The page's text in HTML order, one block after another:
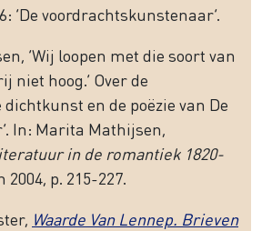
‘De voordrachtskunstenaar’.
‘Wij loopen met die soort van
niet hoog.’ Over de
en de poëzie van De
In: Marita Mathijsen,
in de romantiek 1820-
p. 215-227.
Waarde Van Lennep. Brieven